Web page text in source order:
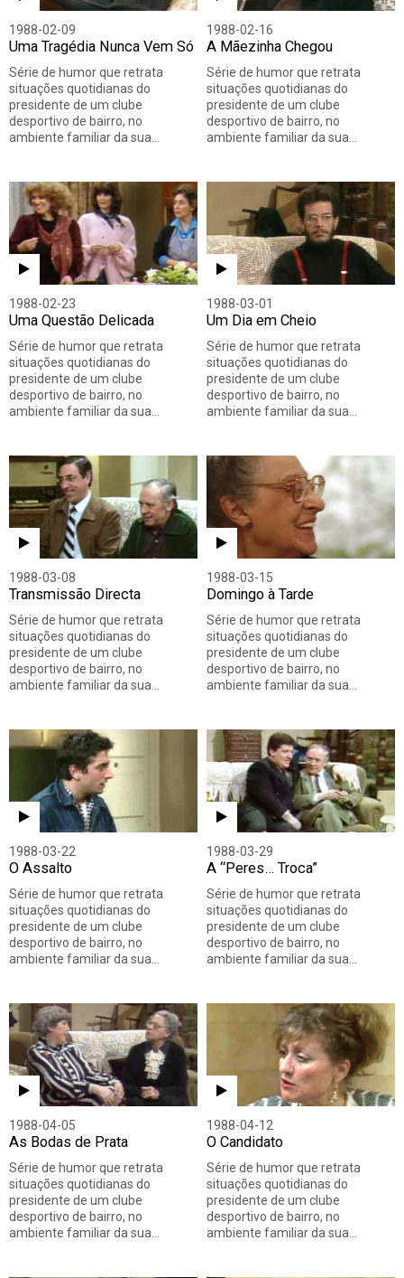
1988-02-09
Uma Tragédia Nunca Vem Só
Série de humor que retrata
situações quotidianas do
presidente de um clube
desportivo de bairro, no
ambiente familiar da sua…
1988-02-16
A Mãezinha Chegou
Série de humor que retrata
situações quotidianas do
presidente de um clube
desportivo de bairro, no
ambiente familiar da sua…
1988-02-23
Uma Questão Delicada
Série de humor que retrata
situações quotidianas do
presidente de um clube
desportivo de bairro, no
ambiente familiar da sua…
1988-03-01
Um Dia em Cheio
Série de humor que retrata
situações quotidianas do
presidente de um clube
desportivo de bairro, no
ambiente familiar da sua…
1988-03-08
Transmissão Directa
Série de humor que retrata
situações quotidianas do
presidente de um clube
desportivo de bairro, no
ambiente familiar da sua…
1988-03-15
Domingo à Tarde
Série de humor que retrata
situações quotidianas do
presidente de um clube
desportivo de bairro, no
ambiente familiar da sua…
1988-03-22
O Assalto
Série de humor que retrata
situações quotidianas do
presidente de um clube
desportivo de bairro, no
ambiente familiar da sua…
1988-03-29
A “Peres… Troca”
Série de humor que retrata
situações quotidianas do
presidente de um clube
desportivo de bairro, no
ambiente familiar da sua…
1988-04-05
As Bodas de Prata
Série de humor que retrata
situações quotidianas do
presidente de um clube
desportivo de bairro, no
ambiente familiar da sua…
1988-04-12
O Candidato
Série de humor que retrata
situações quotidianas do
presidente de um clube
desportivo de bairro, no
ambiente familiar da sua…